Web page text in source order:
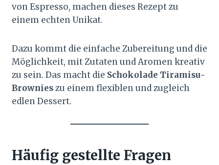
von Espresso, machen dieses Rezept zu
einem echten Unikat.
Dazu kommt die einfache Zubereitung und die
Möglichkeit, mit Zutaten und Aromen kreativ
zu sein. Das macht die Schokolade Tiramisu-
Brownieszu einem flexiblen und zugleich
edlen Dessert.
Häufig gestellte Fragen